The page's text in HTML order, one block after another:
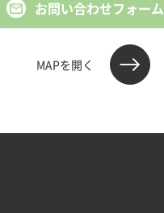
お問い合わせフォーム
MAPを開く